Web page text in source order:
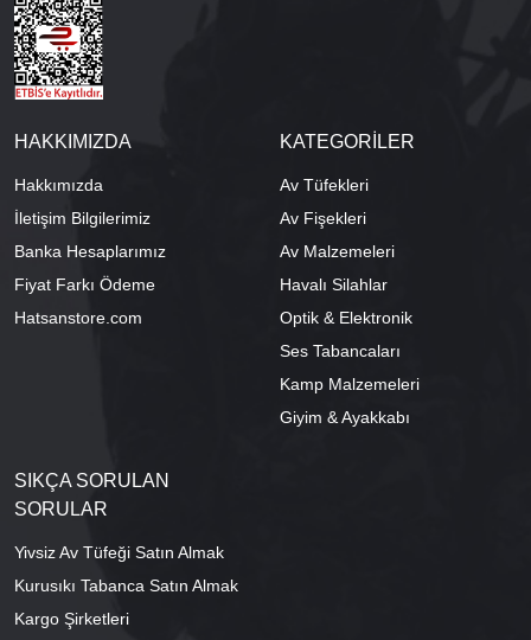
HAKKIMIZDA
Hakkımızda
İletişim Bilgilerimiz
Banka Hesaplarımız
Fiyat Farkı Ödeme
Hatsanstore.com
KATEGORİLER
Av Tüfekleri
Av Fişekleri
Av Malzemeleri
Havalı Silahlar
Optik & Elektronik
Ses Tabancaları
Kamp Malzemeleri
Giyim & Ayakkabı
SIKÇA SORULAN
SORULAR
Yivsiz Av Tüfeği Satın Almak
Kurusıkı Tabanca Satın Almak
Kargo Şirketleri